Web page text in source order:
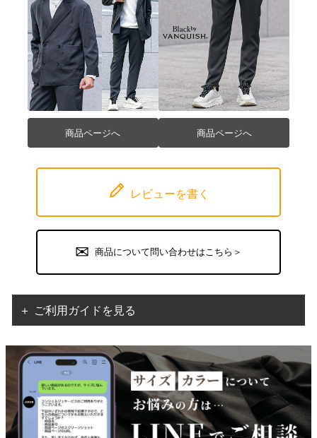
商品ページへ 商品ページへ
レビューを書く
商品について問い合わせはこちら＞
＋ ご利用ガイドを見る